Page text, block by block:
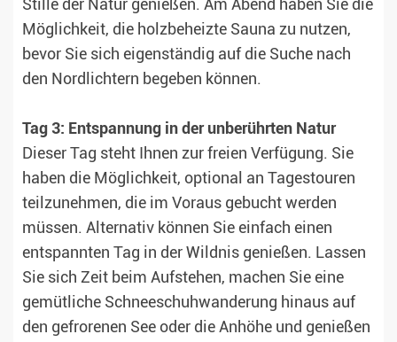
Stille der Natur genießen. Am Abend haben Sie die
Möglichkeit, die holzbeheizte Sauna zu nutzen,
bevor Sie sich eigenständig auf die Suche nach
den Nordlichtern begeben können.
Tag 3: Entspannung in der unberührten Natur
Dieser Tag steht Ihnen zur freien Verfügung. Sie
haben die Möglichkeit, optional an Tagestouren
teilzunehmen, die im Voraus gebucht werden
müssen. Alternativ können Sie einfach einen
entspannten Tag in der Wildnis genießen. Lassen
Sie sich Zeit beim Aufstehen, machen Sie eine
gemütliche Schneeschuhwanderung hinaus auf
den gefrorenen See oder die Anhöhe und genießen